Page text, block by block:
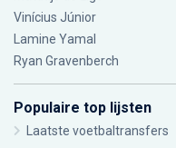
Vinícius Júnior
Lamine Yamal
Ryan Gravenberch
Populaire top lijsten
Laatste voetbaltransfers